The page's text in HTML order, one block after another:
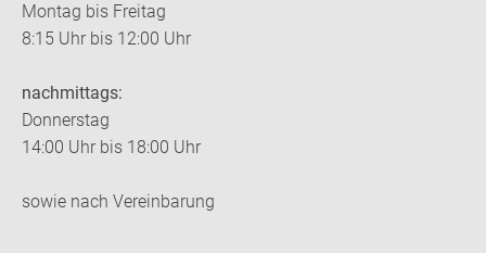
Montag bis Freitag
8:15 Uhr bis 12:00 Uhr
nachmittags:
Donnerstag
14:00 Uhr bis 18:00 Uhr
sowie nach Vereinbarung